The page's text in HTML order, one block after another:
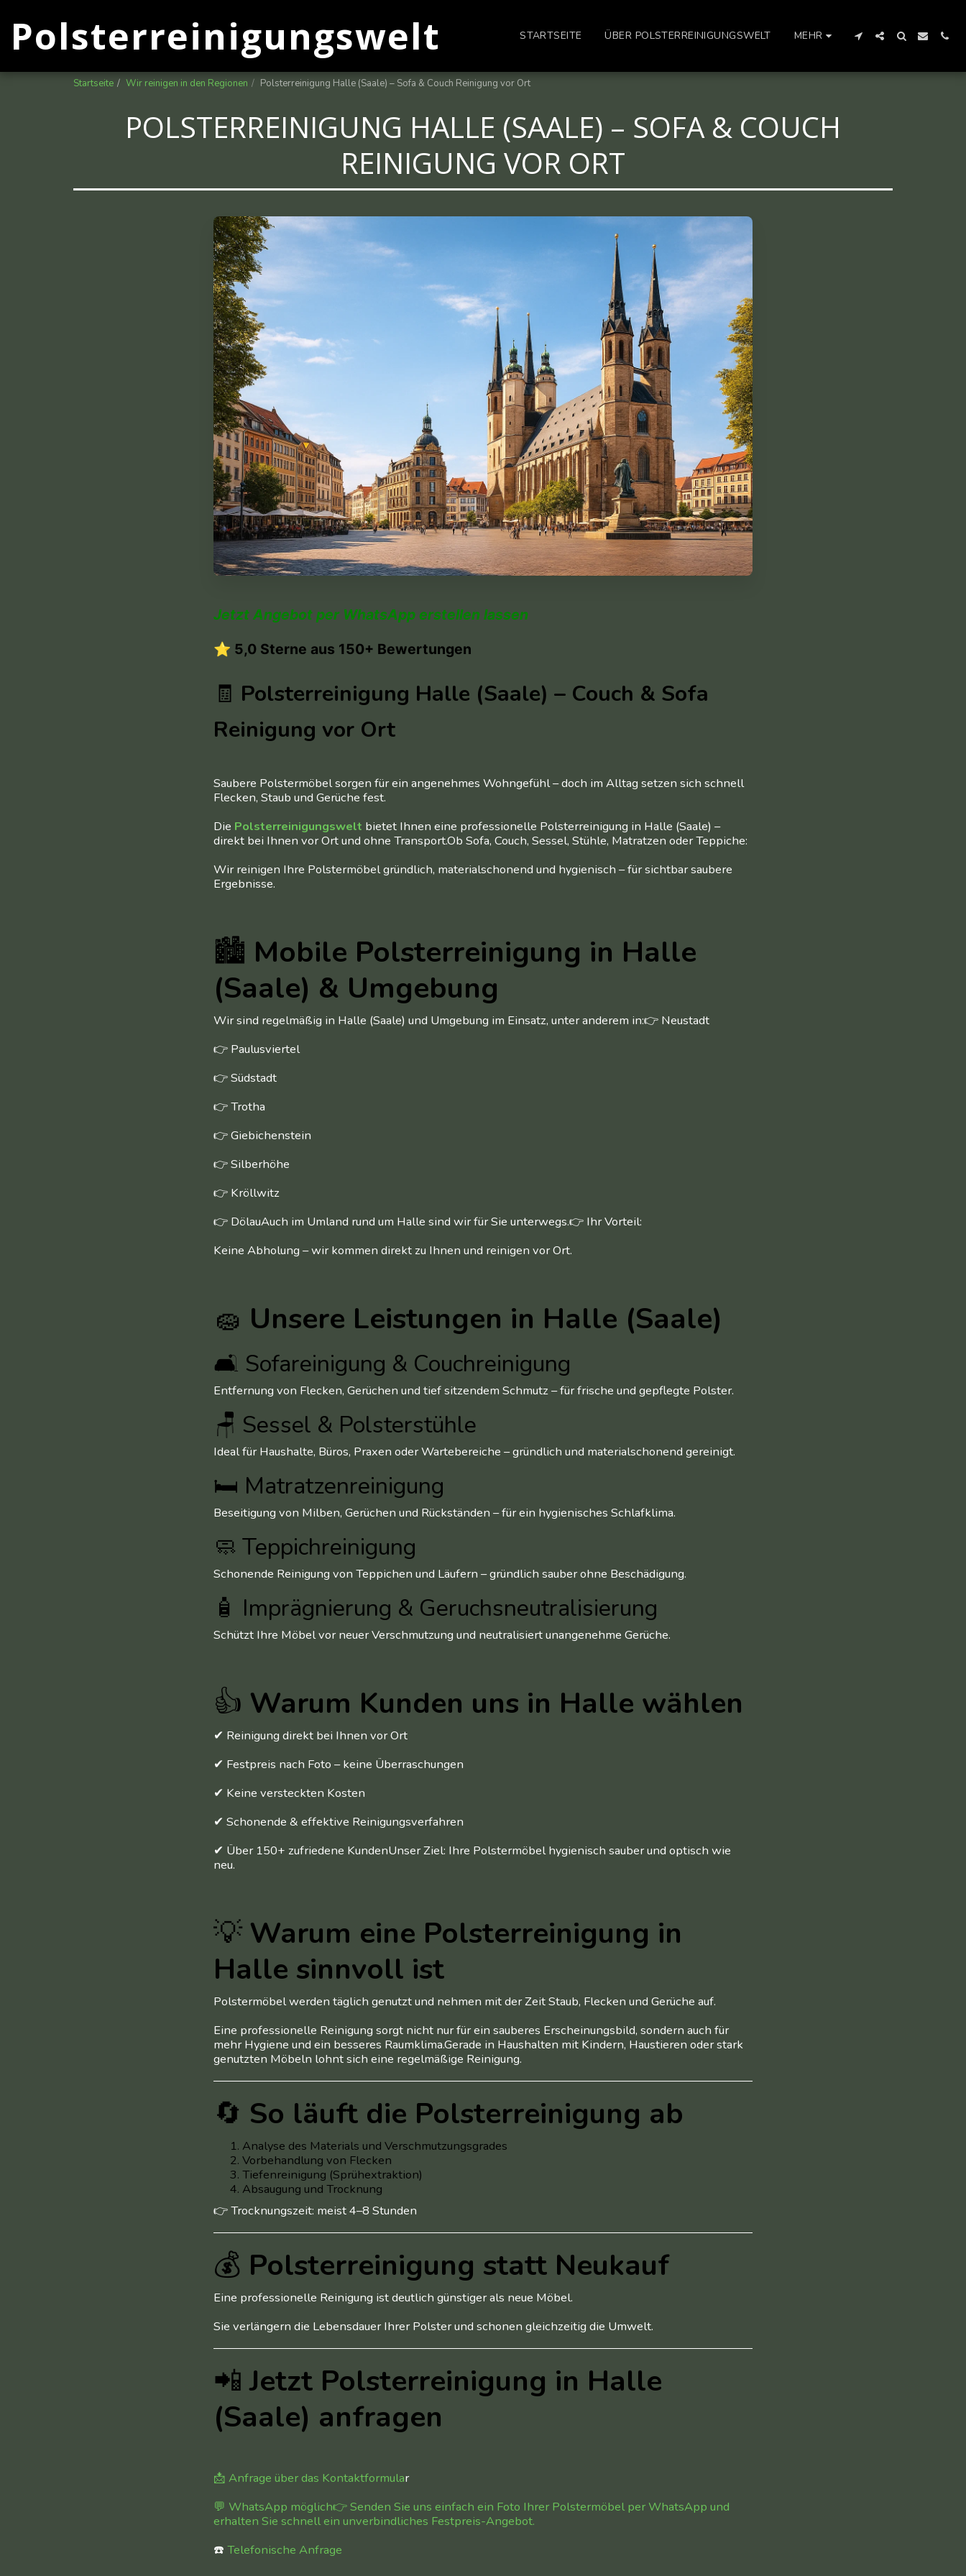
Polsterreinigungswelt STARTSEITE ÜBER POLSTERREINIGUNGSWELT MEHR
Startseite Wir reinigen in den Regionen Polsterreinigung Halle (Saale) – Sofa & Couch Reinigung vor Ort
POLSTERREINIGUNG HALLE (SAALE) – SOFA & COUCH
REINIGUNG VOR ORT
Jetzt Angebot per WhatsApp erstellen lassen
⭐ 5,0 Sterne aus 150+ Bewertungen
🧾 Polsterreinigung Halle (Saale) – Couch & Sofa
Reinigung vor Ort
Saubere Polstermöbel sorgen für ein angenehmes Wohngefühl – doch im Alltag setzen sich schnell
Flecken, Staub und Gerüche fest.
Die Polsterreinigungswelt bietet Ihnen eine professionelle Polsterreinigung in Halle (Saale) –
direkt bei Ihnen vor Ort und ohne Transport.Ob Sofa, Couch, Sessel, Stühle, Matratzen oder Teppiche:
Wir reinigen Ihre Polstermöbel gründlich, materialschonend und hygienisch – für sichtbar saubere
Ergebnisse.
🏙 Mobile Polsterreinigung in Halle
(Saale) & Umgebung
Wir sind regelmäßig in Halle (Saale) und Umgebung im Einsatz, unter anderem in:👉 Neustadt
👉 Paulusviertel
👉 Südstadt
👉 Trotha
👉 Giebichenstein
👉 Silberhöhe
👉 Kröllwitz
👉 DölauAuch im Umland rund um Halle sind wir für Sie unterwegs.👉 Ihr Vorteil:
Keine Abholung – wir kommen direkt zu Ihnen und reinigen vor Ort.
🧽 Unsere Leistungen in Halle (Saale)
🛋 Sofareinigung & Couchreinigung
Entfernung von Flecken, Gerüchen und tief sitzendem Schmutz – für frische und gepflegte Polster.
🪑 Sessel & Polsterstühle
Ideal für Haushalte, Büros, Praxen oder Wartebereiche – gründlich und materialschonend gereinigt.
🛏 Matratzenreinigung
Beseitigung von Milben, Gerüchen und Rückständen – für ein hygienisches Schlafklima.
🧼 Teppichreinigung
Schonende Reinigung von Teppichen und Läufern – gründlich sauber ohne Beschädigung.
🧴 Imprägnierung & Geruchsneutralisierung
Schützt Ihre Möbel vor neuer Verschmutzung und neutralisiert unangenehme Gerüche.
👍 Warum Kunden uns in Halle wählen
✔ Reinigung direkt bei Ihnen vor Ort
✔ Festpreis nach Foto – keine Überraschungen
✔ Keine versteckten Kosten
✔ Schonende & effektive Reinigungsverfahren
✔ Über 150+ zufriedene KundenUnser Ziel: Ihre Polstermöbel hygienisch sauber und optisch wie
neu.
💡 Warum eine Polsterreinigung in
Halle sinnvoll ist
Polstermöbel werden täglich genutzt und nehmen mit der Zeit Staub, Flecken und Gerüche auf.
Eine professionelle Reinigung sorgt nicht nur für ein sauberes Erscheinungsbild, sondern auch für
mehr Hygiene und ein besseres Raumklima.Gerade in Haushalten mit Kindern, Haustieren oder stark
genutzten Möbeln lohnt sich eine regelmäßige Reinigung.
🔄 So läuft die Polsterreinigung ab
Analyse des Materials und Verschmutzungsgrades
Vorbehandlung von Flecken
Tiefenreinigung (Sprühextraktion)
Absaugung und Trocknung
👉 Trocknungszeit: meist 4–8 Stunden
💰 Polsterreinigung statt Neukauf
Eine professionelle Reinigung ist deutlich günstiger als neue Möbel.
Sie verlängern die Lebensdauer Ihrer Polster und schonen gleichzeitig die Umwelt.
📲Jetzt Polsterreinigung in Halle
(Saale) anfragen
📩 Anfrage über das Kontaktformular
💬 WhatsApp möglich👉 Senden Sie uns einfach ein Foto Ihrer Polstermöbel per WhatsApp und
erhalten Sie schnell ein unverbindliches Festpreis-Angebot.
☎️ Telefonische Anfrage